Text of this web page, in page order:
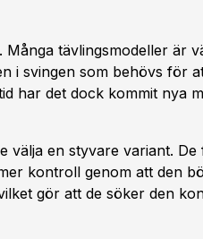
tävlingsmodeller är
i svingen som behövs för
har det dock kommit nya
en styvare variant.
kontroll genom att den
gör att de söker den